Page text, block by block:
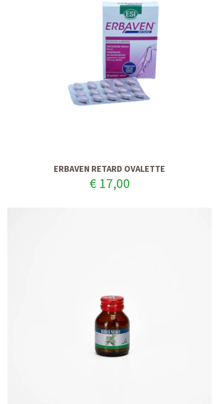
ERBAVEN RETARD OVALETTE
€ 17,00